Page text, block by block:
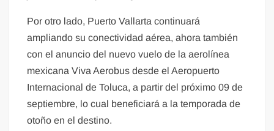
Por otro lado, Puerto Vallarta continuará
ampliando su conectividad aérea, ahora también
con el anuncio del nuevo vuelo de la aerolínea
mexicana Viva Aerobus desde el Aeropuerto
Internacional de Toluca, a partir del próximo 09 de
septiembre, lo cual beneficiará a la temporada de
otoño en el destino.